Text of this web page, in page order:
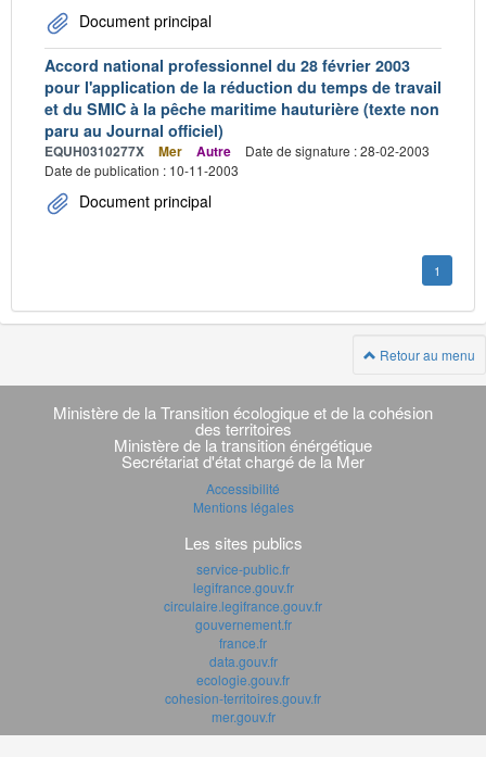
Document principal
Accord national professionnel du 28 février 2003
pour l'application de la réduction du temps de travail
et du SMIC à la pêche maritime hauturière (texte non
paru au Journal officiel)
EQUH0310277X Mer Autre
Date de signature : 28-02-2003
Date de publication : 10-11-2003
Document principal
1
Retour au menu
Navigation
transverse
Ministère de la Transition écologique et de la cohésion
des territoires
Ministère de la transition énérgétique
Secrétariat d'état chargé de la Mer
Accessibilité
Mentions légales
Les sites publics
service-public.fr
legifrance.gouv.fr
circulaire.legifrance.gouv.fr
gouvernement.fr
france.fr
data.gouv.fr
ecologie.gouv.fr
cohesion-territoires.gouv.fr
mer.gouv.fr